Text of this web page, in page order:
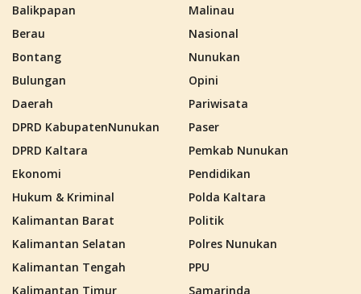
Balikpapan
Berau
Bontang
Bulungan
Daerah
DPRD KabupatenNunukan
DPRD Kaltara
Ekonomi
Hukum & Kriminal
Kalimantan Barat
Kalimantan Selatan
Kalimantan Tengah
Kalimantan Timur
Malinau
Nasional
Nunukan
Opini
Pariwisata
Paser
Pemkab Nunukan
Pendidikan
Polda Kaltara
Politik
Polres Nunukan
PPU
Samarinda